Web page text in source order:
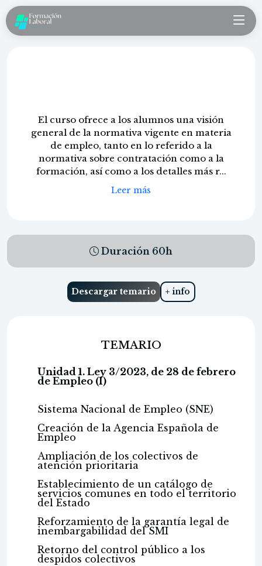
El curso ofrece a los alumnos una visión
general de la normativa vigente en materia
de empleo, tanto en lo referido a la
normativa sobre contratación como a la
formación, así como a los detalles más r...
Leer más
Duración 60h
Descargar temario + info
TEMARIO
Unidad 1. Ley 3/2023, de 28 de febrero
de Empleo (I)
Sistema Nacional de Empleo (SNE)
Creación de la Agencia Española de
Empleo
Ampliación de los colectivos de
atención prioritaria
Establecimiento de un catálogo de
servicios comunes en todo el territorio
del Estado
Reforzamiento de la garantía legal de
inembargabilidad del SMI
Retorno del control público a los
despidos colectivos